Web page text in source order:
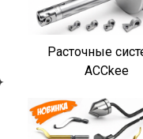
Расточные
ACCkee